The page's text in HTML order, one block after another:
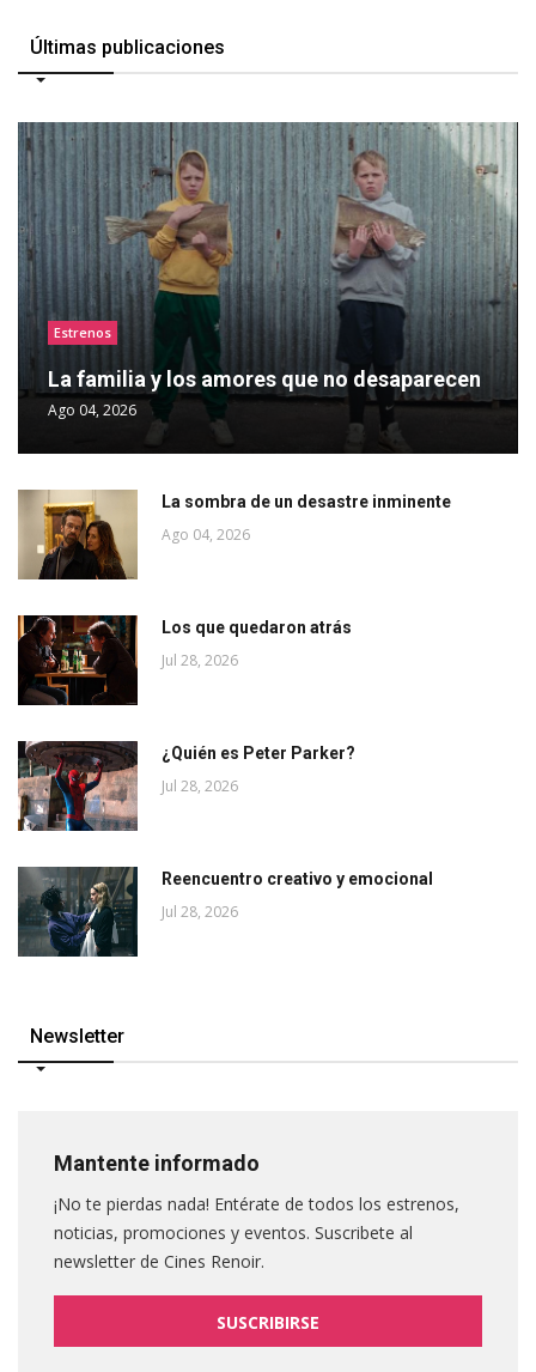
Últimas publicaciones
Estrenos
La familia y los amores que no desaparecen
Ago 04, 2026
La sombra de un desastre inminente
Ago 04, 2026
Los que quedaron atrás
Jul 28, 2026
¿Quién es Peter Parker?
Jul 28, 2026
Reencuentro creativo y emocional
Jul 28, 2026
Newsletter
Mantente informado
¡No te pierdas nada! Entérate de todos los estrenos,
noticias, promociones y eventos. Suscribete al
newsletter de Cines Renoir.
SUSCRIBIRSE